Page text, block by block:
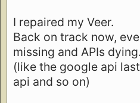
I repaired my Veer.
Back on track now,
missing and APIs dying.
(like the google api
api and so on)